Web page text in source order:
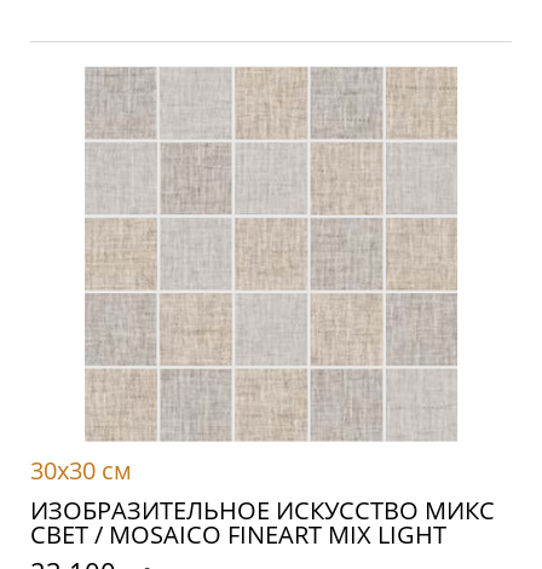
30x30 см
ИЗОБРАЗИТЕЛЬНОЕ ИСКУССТВО МИКС
СВЕТ / MOSAICO FINEART MIX LIGHT